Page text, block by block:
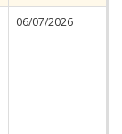
06/07/2026